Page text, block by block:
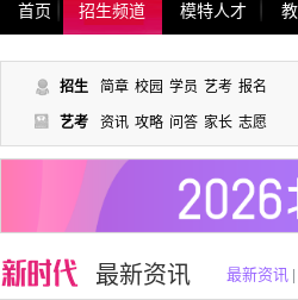
首页 招生频道 模特人才
招生 简章 校园 学员 艺考 报名
艺考 资讯 攻略 问答 家长 志愿
最新资讯 最新资讯 |